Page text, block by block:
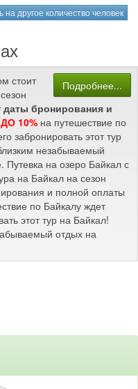
на другое количество человек
Подробнее...
стоит
даты бронирования и
10% на путешествие по
забронировать этот тур
незабываемый
на озеро Байкал с
на Байкал на сезон
и полной оплаты
по Байкалу ждет
этот тур на Байкал!
отдых на